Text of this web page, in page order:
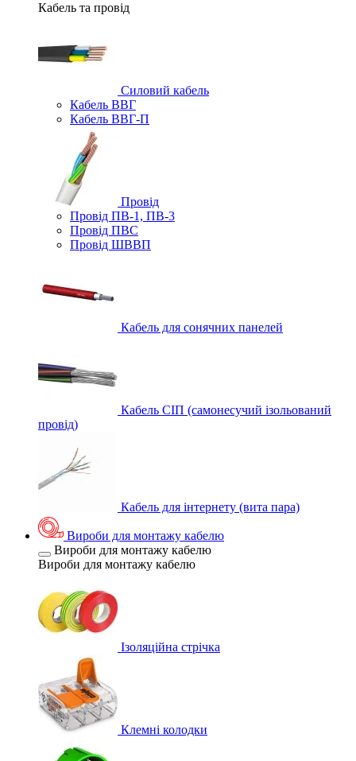
Кабель та провід
Силовий кабель
Кабель ВВГ
Кабель ВВГ-П
Провід
Провід ПВ-1, ПВ-3
Провід ПВС
Провід ШВВП
Кабель для сонячних панелей
Кабель СІП (самонесучий ізольований
провід)
Кабель для інтернету (вита пара)
Вироби для монтажу кабелю
Вироби для монтажу кабелю
Вироби для монтажу кабелю
Ізоляційна стрічка
Клемні колодки